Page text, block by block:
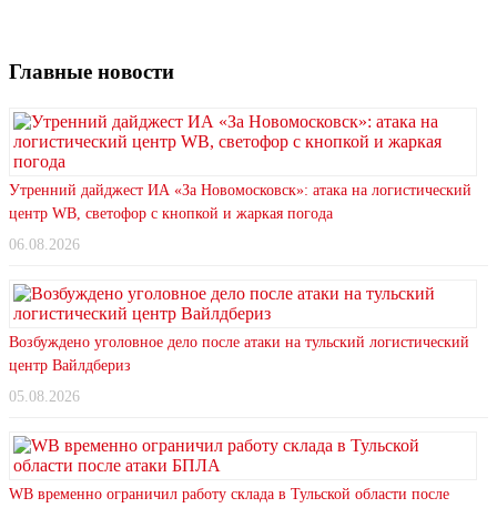
Главные новости
Утренний дайджест ИА «За Новомосковск»: атака на логистический
центр WB, светофор с кнопкой и жаркая погода
06.08.2026
Возбуждено уголовное дело после атаки на тульский логистический
центр Вайлдбериз
05.08.2026
WB временно ограничил работу склада в Тульской области после